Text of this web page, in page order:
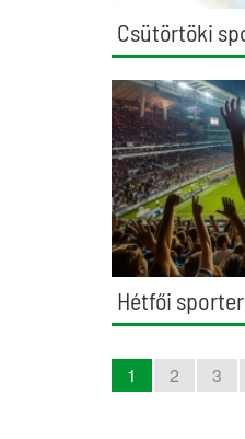
Csütörtöki
Hétfői
1 2 3